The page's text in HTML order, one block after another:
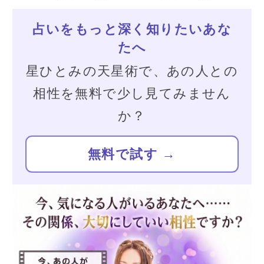
Pocket
仁衣沙
鋭い霊聴と、タロッ
トカードを使った慈
愛に満ちた鑑定師で
す
蘭胡
今のあなたを読み解
き、憂いを開放する
鑑定師
錢天牛
伝説の占い師銭天牛
の名を継ぐ西洋星占
術のプロです。